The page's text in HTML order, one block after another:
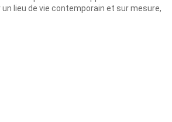
lieu de vie contemporain et sur mesure,